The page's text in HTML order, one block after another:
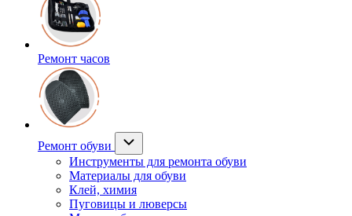
Ремонт часов
Ремонт обуви
Инструменты для ремонта обуви
Материалы для обуви
Клей, химия
Пуговицы и люверсы